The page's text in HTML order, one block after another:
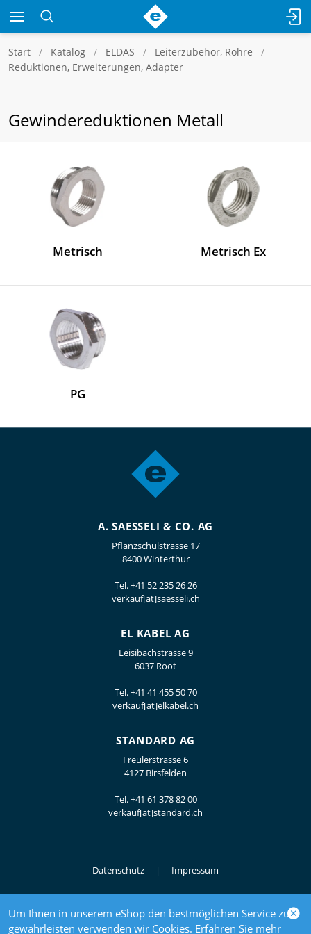
Um Ihnen in unserem eShop den bestmöglichen Service zu
gewährleisten verwenden wir Cookies. Erfahren Sie mehr
Start Katalog ELDAS
Leiterzubehör, Rohre
Reduktionen, Erweiterungen, Adapter
Gewindereduktionen Metall
Metrisch Metrisch Ex
PG
A. SAESSELI & CO. AG
Pflanzschulstrasse 17
8400 Winterthur
Tel.+41 52 235 26 26
verkauf[at]saesseli.ch
EL KABEL AG
Leisibachstrasse 9
6037 Root
Tel.+41 41 455 50 70
verkauf[at]elkabel.ch
STANDARD AG
Freulerstrasse 6
4127 Birsfelden
Tel.+41 61 378 82 00
verkauf[at]standard.ch
Datenschutz Impressum
© 2026 Elektrogrosshandel